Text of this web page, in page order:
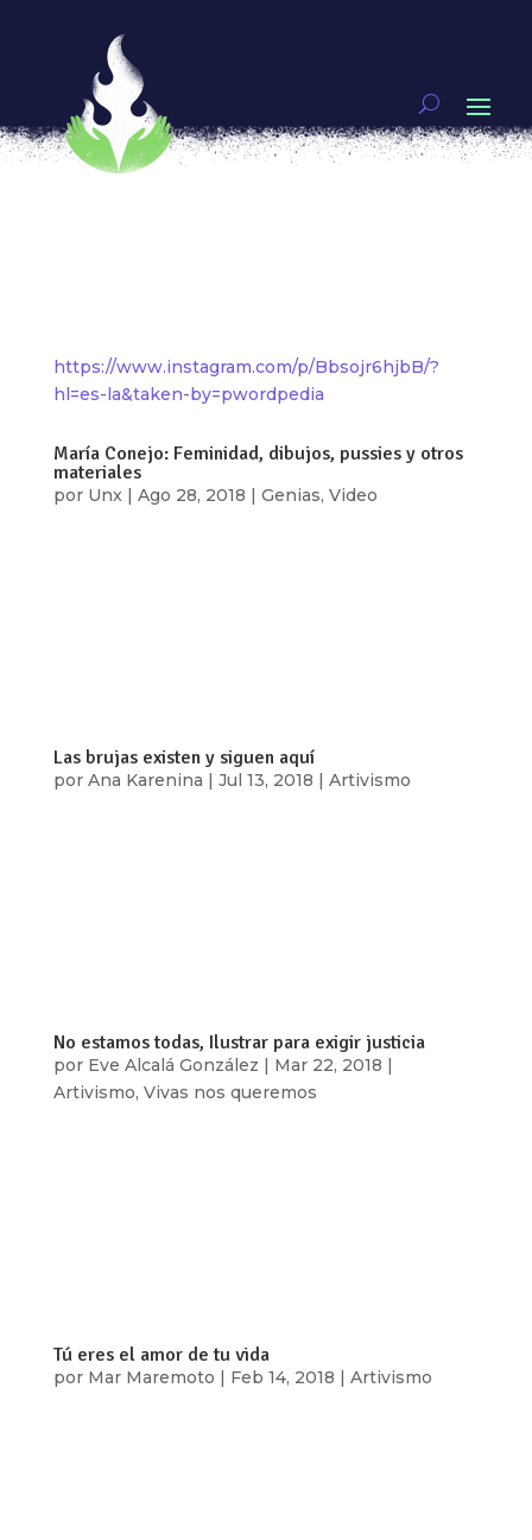
MI AMOR ES UN PROYECTO POLÍTICO
porConstanza Figueroa Artivismo
Nuestros cuerpos sostienen y reproducen un
sistema de explotación romantizado, por eso
https://www.instagram.com/p/Bbsojr6hjbB/?
hl=es-la&taken-by=pwordpedia
María Conejo: Feminidad, dibujos, pussies y otros
materiales
por Unx| Ago 28, 2018 | Genias, Video
Las brujas existen y siguen aquí
por Ana Karenina | Jul 13, 2018 | Artivismo
No estamos todas, Ilustrar para exigir justicia
por Eve Alcalá González | Mar 22, 2018 |
Artivismo, Vivas nos queremos
Tú eres el amor de tu vida
por Mar Maremoto | Feb 14, 2018 | Artivismo